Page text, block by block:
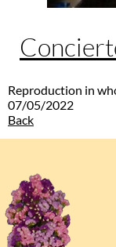
Reproduction in
07/05/2022
Back